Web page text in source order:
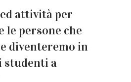
attività per
le persone che
diventeremo in
studenti a